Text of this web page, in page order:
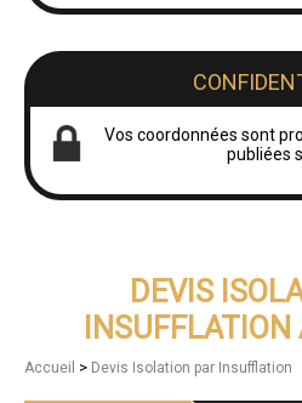
Vos coordonnées sont
publiées
DEVIS
Accueil > Devis Isolation par Insufflation